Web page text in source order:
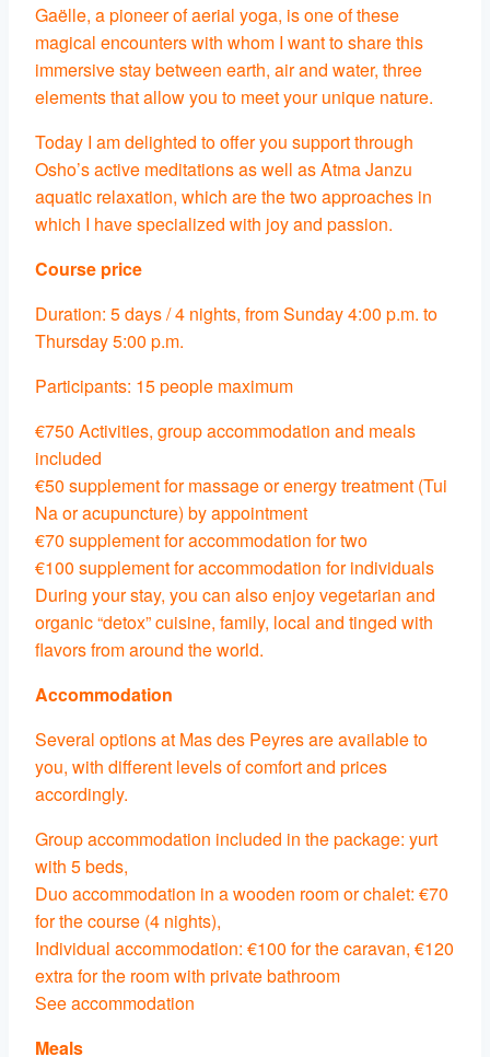
Gaëlle, a pioneer of aerial yoga, is one of these
magical encounters with whom I want to share this
immersive stay between earth, air and water, three
elements that allow you to meet your unique nature.
Today I am delighted to offer you support through
Osho’s active meditations as well as Atma Janzu
aquatic relaxation, which are the two approaches in
which I have specialized with joy and passion.
Course price
Duration: 5 days / 4 nights, from Sunday 4:00 p.m. to
Thursday 5:00 p.m.
Participants: 15 people maximum
€750 Activities, group accommodation and meals
included
€50 supplement for massage or energy treatment (Tui
Na or acupuncture) by appointment
€70 supplement for accommodation for two
€100 supplement for accommodation for individuals
During your stay, you can also enjoy vegetarian and
organic “detox” cuisine, family, local and tinged with
flavors from around the world.
Accommodation
Several options at Mas des Peyres are available to
you, with different levels of comfort and prices
accordingly.
Group accommodation included in the package: yurt
with 5 beds,
Duo accommodation in a wooden room or chalet: €70
for the course (4 nights),
Individual accommodation: €100 for the caravan, €120
extra for the room with private bathroom
See accommodation
Meals